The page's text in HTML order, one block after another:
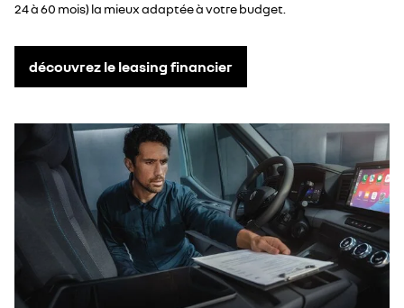
24 à 60 mois) la mieux adaptée à votre budget.
découvrez le leasing financier